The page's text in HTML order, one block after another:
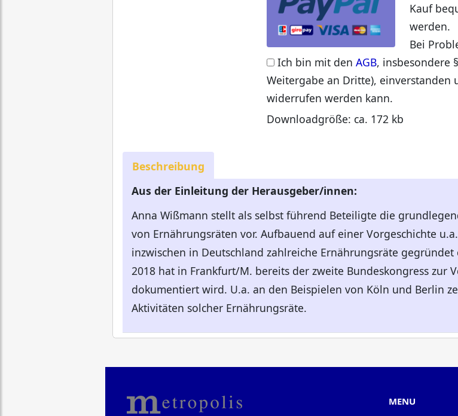
Kauf
werden.
Bei
Ich bin mit denAGB, insbesondere
Weitergabe an Dritte), einverstanden
widerrufen werden kann.
Downloadgröße: ca. 172 kb
Beschreibung
Aus der Einleitung der Herausgeber/innen:
Anna Wißmann stellt als selbst führend Beteiligte die
von Ernährungsräten vor. Aufbauend auf einer Vorgeschichte
inzwischen in Deutschland zahlreiche Ernährungsräte
2018 hat in Frankfurt/M. bereits der zweite Bundeskongress zur
dokumentiert wird. U.a. an den Beispielen von Köln und Berlin
Aktivitäten solcher Ernährungsräte.
MENU